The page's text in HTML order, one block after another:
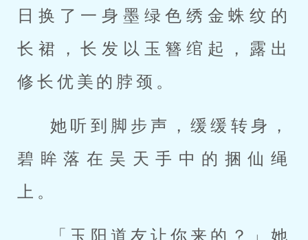
日换了一身墨绿色绣金蛛纹的
长裙，长发以玉簪绾起，露出
修长优美的脖颈。
她听到脚步声，缓缓转身，
碧眸落在吴天手中的捆仙绳
上。
「玉阳道友让你来的？」她